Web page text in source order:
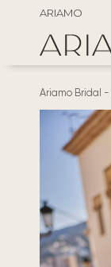
ARIAMO
Ariamo Bridal -